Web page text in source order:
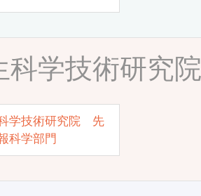
科学技術研究
学技術研究院 先
科学部門